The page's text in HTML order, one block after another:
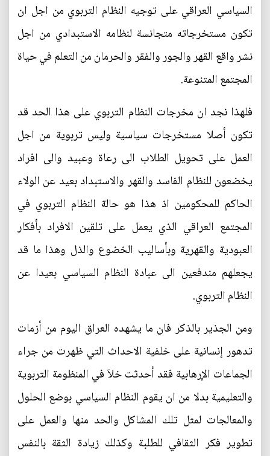
السياسي العراقي على توجيه النظام التربوي من اجل ان
تكون مستخرجاته متجانسة لنظامه الاستبدادي من اجل
نشر واقع القهر والجور والفقر والحرمان من التعلم في حياة
المجتمع المتنوعة.
فلهذا نجد ان مخرجات النظام التربوي على هذا الحد قد
تكون أصلا مستخرجات سياسية وليس تربوية من اجل
العمل على تحويل الطلاب الى رعاة وعبيد والى افراد
يخضعون للنظام الفاسد والقهر والاستبداد بعيد عن الولاء
الحاكم للمحكومين اذ هذا هو حالة النظام التربوي في
المجتمع العراقي الذي يعمل على تلقين الافراد بأفكار
العبودية والقهرية وبأساليب الخضوع والذل وهذا ما قد
يجعلهم مندفعين الى عبادة النظام السياسي بعيدا عن
النظام التربوي.
ومن الجذير بالذكر فان ما يشهده العراق اليوم من أزمات
تدهور إنسانية على خلفية الاحداث التي ظهرت من جراء
الجماعات الإرهابية فقد أحدثت خلاَ في المنظومة التربوية
والتعليمية بدلا من ان يقوم النظام السياسي بوضع الحلول
والمعالجات لمثل تلك المشاكل والحد منها والعمل على
تطوير فكر الثقافي للطلبة وكذلك زيادة الثقة بالنفس